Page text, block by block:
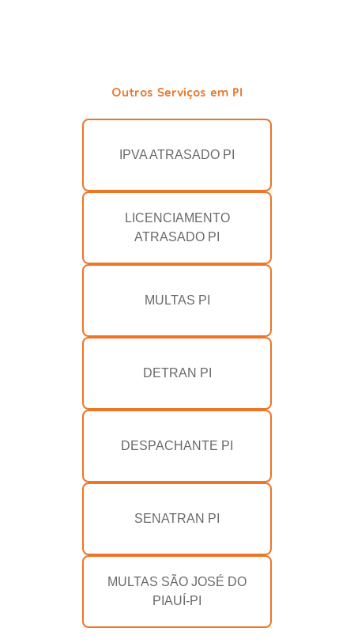
Outros Serviços em PI
IPVA ATRASADO PI
LICENCIAMENTO
ATRASADO PI
MULTAS PI
DETRAN PI
DESPACHANTE PI
SENATRAN PI
MULTAS SÃO JOSÉ DO
PIAUÍ-PI